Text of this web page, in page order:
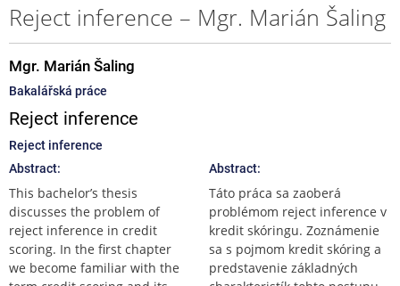
Reject inference – Mgr. Marián Šaling
Mgr. Marián Šaling
Bakalářská práce
Reject inference
Reject inference
Abstract:
This bachelor’s thesis
discusses the problem of
reject inference in credit
scoring. In the first chapter
we become familiar with the
Abstract:
Táto práca sa zaoberá
problémom reject inference v
kredit skóringu. Zoznámenie
sa s pojmom kredit skóring a
predstavenie základných